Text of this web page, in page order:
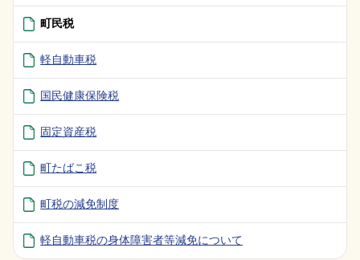
町民税
軽自動車税
国民健康保険税
固定資産税
町たばこ税
町税の減免制度
軽自動車税の身体障害者等減免について